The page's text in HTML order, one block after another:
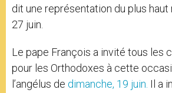
dit une représentation du plus haut
27 juin.
Le pape François a invité tous les
pour les Orthodoxes à cette
l’angélus de dimanche, 19 juin. Il a